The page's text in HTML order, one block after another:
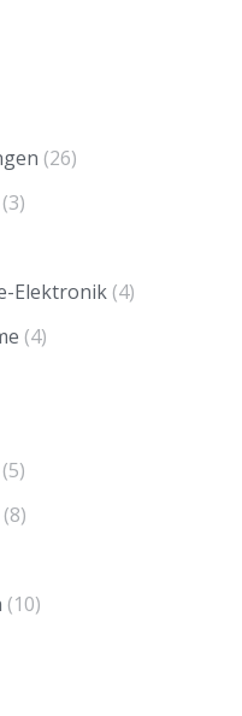
(26)
(3)
Elektronik (4)
(4)
(5)
(8)
(10)